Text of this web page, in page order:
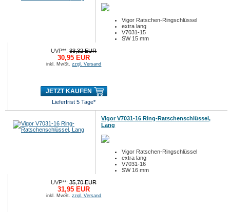
Vigor Ratschen-Ringschlüssel
extra lang
V7031-15
SW 15 mm
UVP**:33,32 EUR
30,95 EUR
inkl. MwSt.zzgl. Versand
JETZT KAUFEN
Lieferfrist 5 Tage*
Vigor V7031-16 Ring-Ratschenschlüssel,
Lang
Vigor Ratschen-Ringschlüssel
extra lang
V7031-16
SW 16 mm
UVP**:35,70 EUR
31,95 EUR
inkl. MwSt.zzgl. Versand